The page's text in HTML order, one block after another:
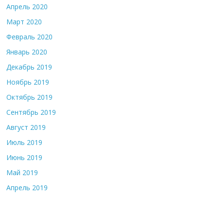
Апрель 2020
Март 2020
Февраль 2020
Январь 2020
Декабрь 2019
Ноябрь 2019
Октябрь 2019
Сентябрь 2019
Август 2019
Июль 2019
Июнь 2019
Май 2019
Апрель 2019